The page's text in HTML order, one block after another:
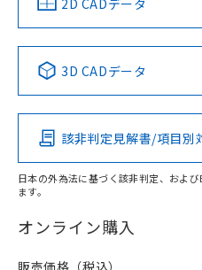
鉄材
l: 8mm以上、φd: 90mm以上
アルミ材
l: 16mm以上、φd: 120mm以
検出領域
Pb Hg
O
在庫等で未対応品が混在する
問い合わせください。
No No
この製品
その他の認証はこち
2D CADデータ
3D CADデータ
該非判定見解書/項目別
日本の外為法に基づく該非判定、およ
ます。
オンライン購入
販売価格（税込）